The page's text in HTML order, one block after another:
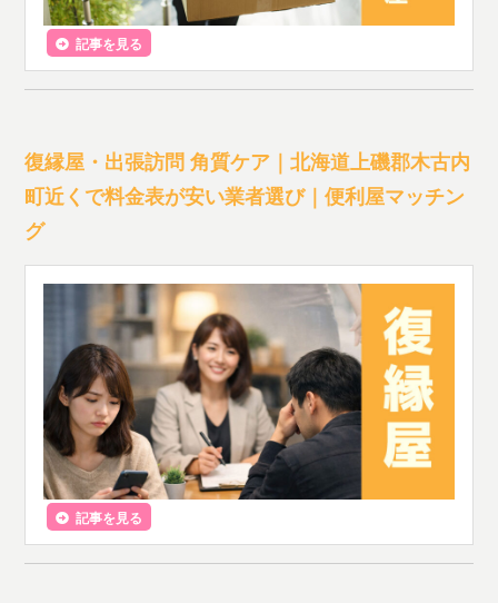
記事を見る
復縁屋・出張訪問 角質ケア｜北海道上磯郡木古内
町近くで料金表が安い業者選び｜便利屋マッチン
グ
記事を見る